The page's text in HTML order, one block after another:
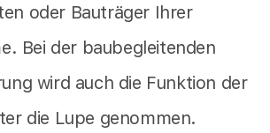
oder Bauträger Ihrer
Bei der baubegleitenden
wird auch die Funktion der
die Lupe genommen.